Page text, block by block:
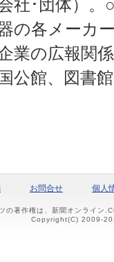
社･団体）。
の各メーカ
業の広報関
公館、図書
お問合せ 個人
の著作権は、新聞オンライン
Copyright(C) 2009-